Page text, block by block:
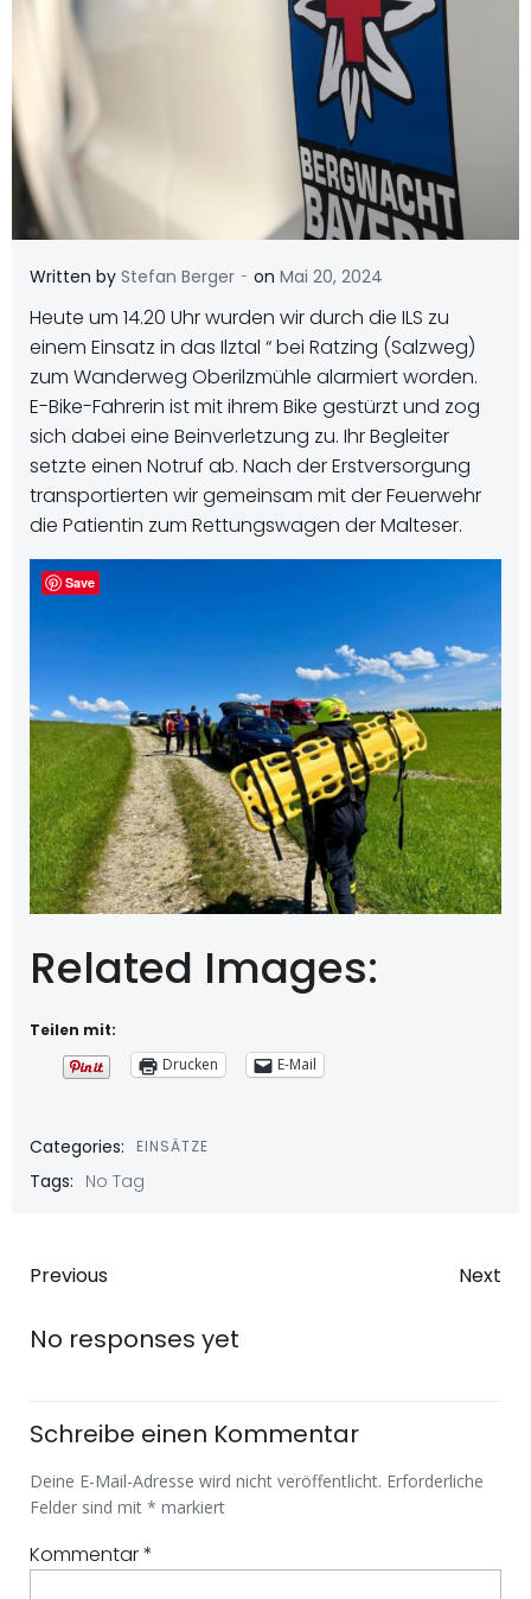
Written by Stefan Berger - on Mai 20, 2024
Heute um 14.20 Uhr wurden wir durch die ILS zu
einem Einsatz in das Ilztal “ bei Ratzing (Salzweg)
zum Wanderweg Oberilzmühle alarmiert worden.
E-Bike-Fahrerin ist mit ihrem Bike gestürzt und zog
sich dabei eine Beinverletzung zu. Ihr Begleiter
setzte einen Notruf ab. Nach der Erstversorgung
transportierten wir gemeinsam mit der Feuerwehr
die Patientin zum Rettungswagen der Malteser.
Related Images:
Teilen mit:
Drucken
E-Mail
Categories: EINSÄTZE
Tags: No Tag
Beitragsnavigation
Previous Next
No responses yet
Schreibe einen Kommentar
Deine E-Mail-Adresse wird nicht veröffentlicht. Erforderliche
Felder sind mit * markiert
Kommentar*
Save